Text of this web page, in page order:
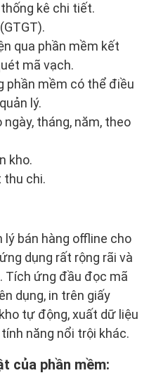
kê chi tiết.
qua phần mềm kết
mã vạch.
phần mềm có thể điều
lý.
tháng, năm, theo
kho.
thu chi.
lý bán hàng offline cho
dụng rất rộng rãi và
Tích ứng đầu đọc mã
dụng, in trên giấy
tự động, xuất dữ liệu
năng nổi trội khác.
của phần mềm: